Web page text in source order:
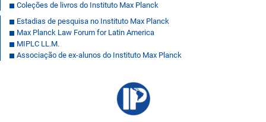
Coleções de livros do Instituto Max Planck
Estadias de pesquisa no Instituto Max Planck
Max Planck Law Forum for Latin America
MIPLC LL.M.
Associação de ex-alunos do Instituto Max Planck